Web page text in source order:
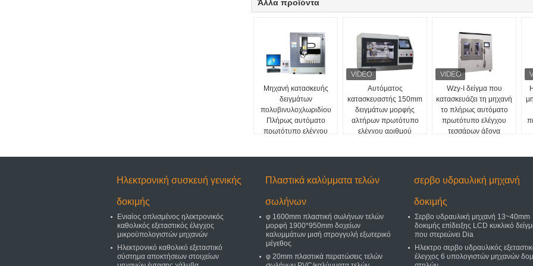
Άλλα προϊόντα
Μηχανή κατασκευής
δειγμάτων
πολυβινυλοχλωριδίου
Πλήρως αυτόματο
πρωτότυπο ελέγχου
Αυτόματος
κατασκευαστής 150mm
δειγμάτων μορφής
αλτήρων πρωτότυπο
ελέγχου αριθμού
Wzy-Ι δείγμα που
κατασκευάζει τη μηχανή
το πλήρως αυτόματο
πρωτότυπο ελέγχου
τεσσάρων άξονα
Ηλεκτρονική συσκευή γενικής
δοκιμής
Ενιαίος οπλισμένος ηλεκτρονικός
καθολικός εξεταστικός έλεγχος
μικροϋπολογιστών μηχανών
Ηλεκτρονικό καθολικό εξεταστικό
σύστημα αποκτήσεων στοιχείων
Πλαστικά καλύμματα τελών
σωλήνων
φ 1600mm πλαστική σωλήνων τελών
μορφή 1900*950mm δοχείων
καλυμμάτων μισή στρογγυλή εξωτερικό
μέγεθος
φ 20mm πλαστικά περατώσεις τελών
σερβο υδραυλική μηχανή
δοκιμής
Σερβο υδραυλική μηχανή 13~40mm
δοκιμής επίδειξης LCD κυκλικό
που στερεώνει Dia
Ηλεκτρο σερβο υδραυλικός
έλεγχος 6 υπολογιστών μηχανών